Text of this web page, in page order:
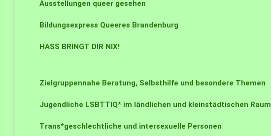
Ausstellungen queer gesehen
Bildungsexpress Queeres Brandenburg
HASS BRINGT DIR NIX!
Zielgruppennahe Beratung, Selbsthilfe und besondere Themen
Jugendliche LSBTTIQ* im ländlichen und kleinstädtischen Raum
Trans*geschlechtliche und intersexuelle Personen